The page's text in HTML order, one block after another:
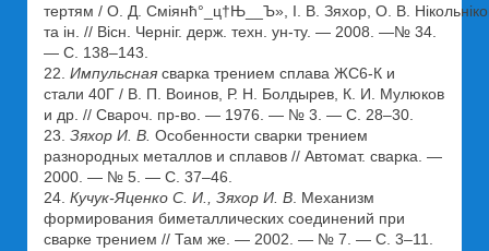
тертям / О. Д. Сміянћ°_ц†Њ__Ъ», І. В. Зяхор, О. В.
та ін. // Вісн. Черніг. держ. техн. ун-ту. — 2008. —№ 34.
— С. 138–143.
22. Импульсная сварка трением сплава ЖС6-К и
стали 40Г / В. П. Воинов, Р. Н. Болдырев, К. И. Мулюков
и др. // Свароч. пр-во. — 1976. — № 3. — С. 28–30.
23. Зяхор И. В. Особенности сварки трением
разнородных металлов и сплавов // Автомат. сварка. —
2000. — № 5. — С. 37–46.
24. Кучук-Яценко С. И., Зяхор И. В . Механизм
формирования биметаллических соединений при
сварке трением // Там же. — 2002. — № 7. — С. 3–11.